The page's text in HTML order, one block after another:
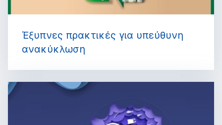
Έξυπνες πρακτικές για υπεύθυνη
ανακύκλωση